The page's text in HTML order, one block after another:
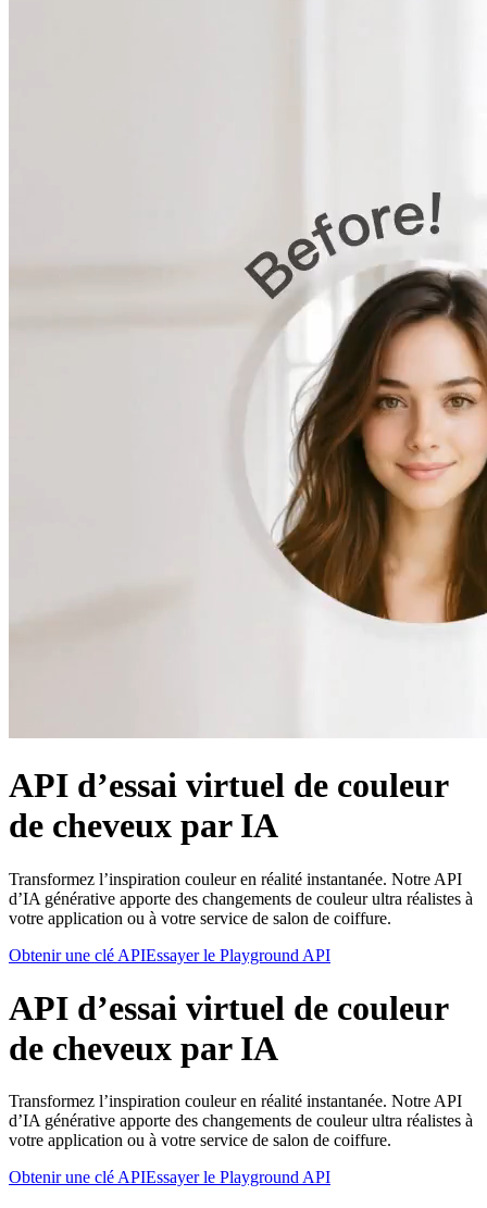
API d’essai virtuel de couleur
de cheveux par IA
Transformez l’inspiration couleur en réalité instantanée. Notre API
d’IA générative apporte des changements de couleur ultra réalistes à
votre application ou à votre service de salon de coiffure.
Obtenir une clé APIEssayer le Playground API
API d’essai virtuel de couleur
de cheveux par IA
Transformez l’inspiration couleur en réalité instantanée. Notre API
d’IA générative apporte des changements de couleur ultra réalistes à
votre application ou à votre service de salon de coiffure.
Obtenir une clé APIEssayer le Playground API